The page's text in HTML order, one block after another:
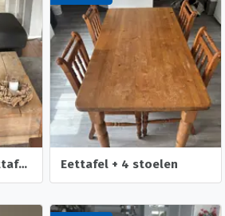
2 losse tafels, bijzettafel of salontafel Eettafel + 4 stoelen